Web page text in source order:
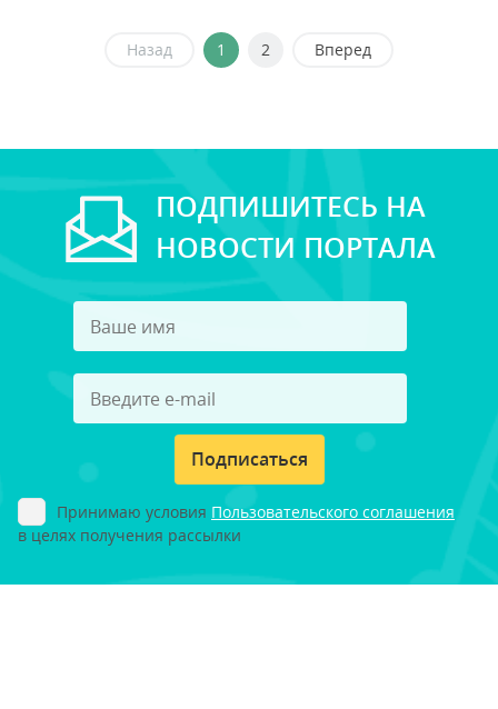
Назад 1 2 Вперед
ПОДПИШИТЕСЬ НА
НОВОСТИ ПОРТАЛА
Подписаться
Принимаю условия Пользовательского соглашения
в целях получения рассылки